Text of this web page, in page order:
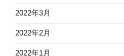
2022年3月
2022年2月
2022年1月